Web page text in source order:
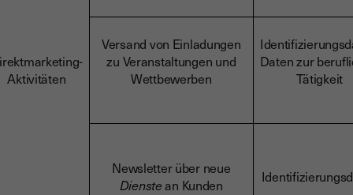
Aktivitäten
Versand von Einladungen
zu Veranstaltungen und
Wettbewerben
Daten zur
Tätigkeit
Newsletter über neue
Dienstean Kunden